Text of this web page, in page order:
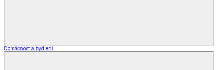
Domácnost a bydlení